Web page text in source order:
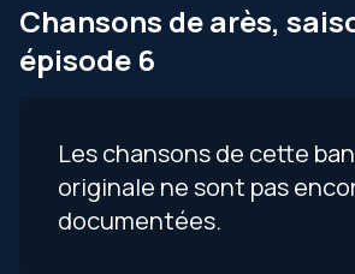
Chansons de arès,
épisode 6
Les chansons de cette
originale ne sont pas
documentées.